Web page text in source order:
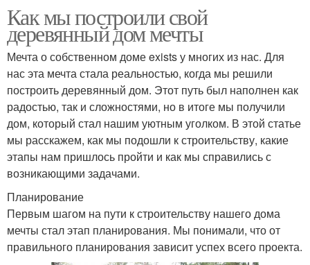
Как мы построили свой
деревянный дом мечты
Мечта о собственном доме exists у многих из нас. Для
нас эта мечта стала реальностью, когда мы решили
построить деревянный дом. Этот путь был наполнен как
радостью, так и сложностями, но в итоге мы получили
дом, который стал нашим уютным уголком. В этой статье
мы расскажем, как мы подошли к строительству, какие
этапы нам пришлось пройти и как мы справились с
возникающими задачами.
Планирование
Первым шагом на пути к строительству нашего дома
мечты стал этап планирования. Мы понимали, что от
правильного планирования зависит успех всего проекта.